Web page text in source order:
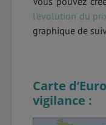
l'évolution du
graphique de
Carte
vigilance :